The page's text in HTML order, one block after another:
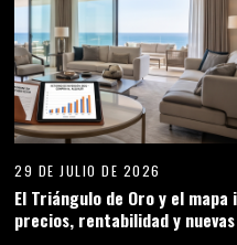
29 DE JULIO DE 2026
El Triángulo de Oro y el
precios, rentabilidad y